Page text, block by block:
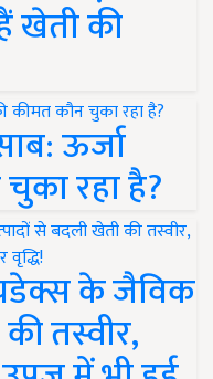
खेती की
ऊर्जा
रहा है?
के जैविक
तस्वीर,